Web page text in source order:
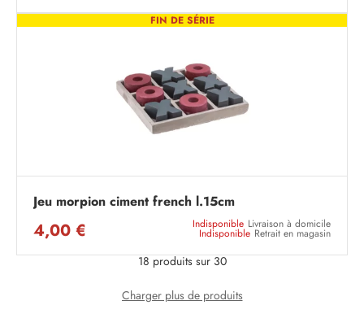
FIN DE SÉRIE
Jeu morpion ciment french l.15cm
4,00 € Indisponible Livraison à domicile
Indisponible Retrait en magasin
18 produits sur 30
Charger plus de produits